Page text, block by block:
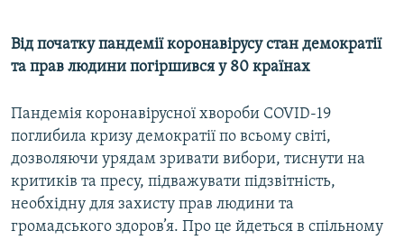
Усі сайти RFE/RL
Від початку пандемії коронавірусу стан демократії
та прав людини погіршився у 80 країнах
Пандемія коронавірусної хвороби COVID-19
поглибила кризу демократії по всьому світі,
дозволяючи урядам зривати вибори, тиснути на
критиків та пресу, підважувати підзвітність,
необхідну для захисту прав людини та
громадського здоров’я. Про це йдеться в спільному